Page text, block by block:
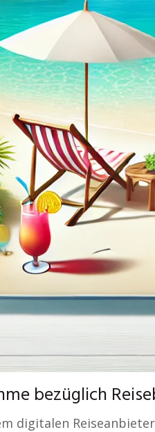
bezüglich
digitalen